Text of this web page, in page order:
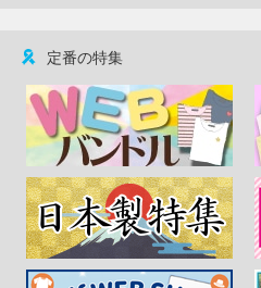
定番の特集